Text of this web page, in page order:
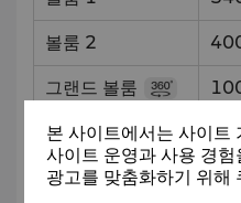
볼룸 2
그랜드 볼룸
볼룸 휴게실
로비 층
본 사이트에서는 사이트
사이트 운영과 사용 경
광고를 맞춤화하기 위해